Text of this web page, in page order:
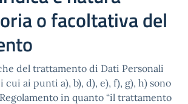
o facoltativa del
del trattamento di Dati Personali
ai punti a), b), d), e), f), g), h) sono
Regolamento in quanto “il trattamento